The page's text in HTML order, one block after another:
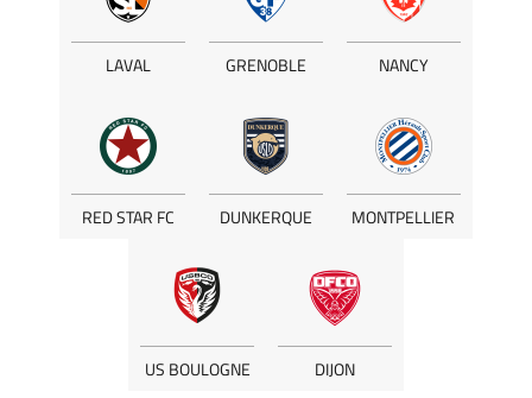
LAVAL GRENOBLE NANCY
RED STAR FC DUNKERQUE MONTPELLIER
US BOULOGNE DIJON